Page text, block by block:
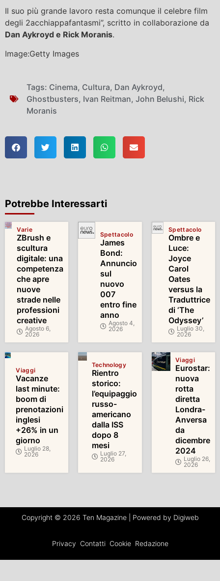
Il suo più grande lavoro resta comunque il celebre film
degli 2acchiappafantasmi”, scritto in collaborazione da
Dan Aykroyd e Rick Moranis.
Image:Getty Images
Tags: Cinema, Cultura, Dan Aykroyd,
Ghostbusters, Ivan Reitman, John Belushi, Rick
Moranis
Potrebbe Interessarti
Varie
ZBrush e
scultura
digitale: una
competenza
che apre
nuove
strade nelle
professioni
creative
Agosto 6,
2026
Spettacolo
James
Bond:
Annuncio
sul
nuovo
007
entro fine
anno
Agosto 4,
2026
Spettacolo
Ombre e
Luce:
Joyce
Carol
Oates
versus la
Traduttrice
di ‘The
Odyssey’
Luglio 30,
2026
Viaggi
Vacanze
last minute:
boom di
prenotazioni
inglesi
+26% in un
giorno
Luglio 28,
2026
Technology
Rientro
storico:
l’equipaggio
russo-
americano
dalla ISS
dopo 8
mesi
Luglio 27,
2026
Viaggi
Eurostar:
nuova
rotta
diretta
Londra-
Anversa
da
dicembre
2024
Luglio 26,
2026
Copyright © 2026 Ten Magazine | Powered by Digiweb
Privacy Contatti Cookie Redazione